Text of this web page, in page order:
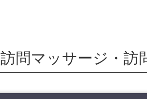
訪問マッサージ・訪